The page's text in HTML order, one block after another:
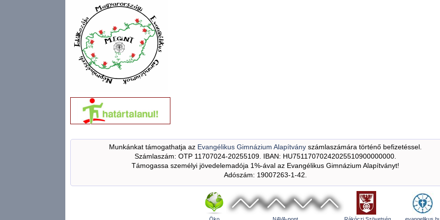
Munkánkat támogathatja az Evangélikus Gimnázium Alapítványszámlaszámára történő befizetéssel.
Számlaszám: OTP 11707024-20255109. IBAN: HU75117070242025510900000000.
Támogassa személyi jövedelemadója 1%-ával az Evangélikus Gimnázium Alapítványt!
Adószám: 19007263-1-42.